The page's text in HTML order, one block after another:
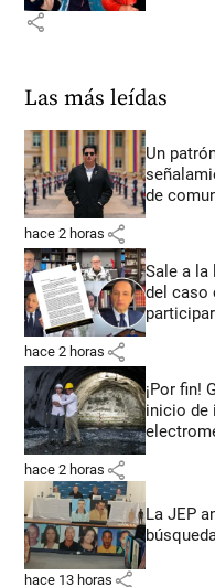
share
Las más leídas
Un
de
hace 2 horas share
Sale a la
del caso
hace 2 horas share
¡Por fin!
inicio de
hace 2 horas share
La JEP
hace 13 horas share